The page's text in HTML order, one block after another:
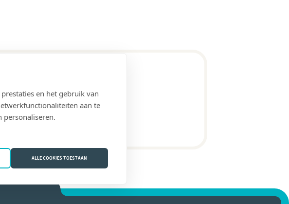
en het gebruik van
aan te
personaliseren.
ALLE COOKIES TOESTAAN